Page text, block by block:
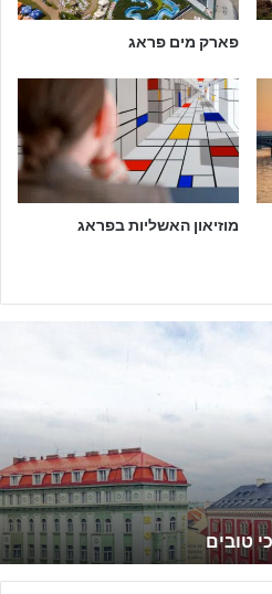
פארק מים פראג
מוזיאון האשליות בפראג